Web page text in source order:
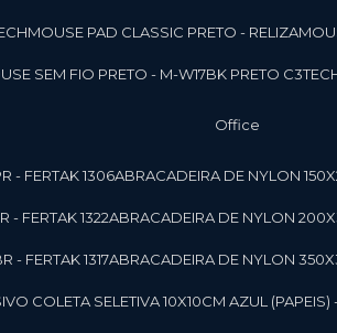
MOUSE PAD CLASSIC PRETO - RELIZA
SEM FIO PRETO - M-W17BK PRETO
Office
- FERTAK 1306 ABRACADEIRA DE NYLON
- FERTAK 1322 ABRACADEIRA DE NYLON
- FERTAK 1317 ABRACADEIRA DE NYLON
COLETA SELETIVA 10X10CM AZUL (PAPEIS)